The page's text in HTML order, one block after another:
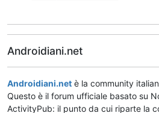
Androidiani.net
Androidiani.net è la community
Questo è il forum ufficiale basato su
ActivityPub: il punto da cui riparte la